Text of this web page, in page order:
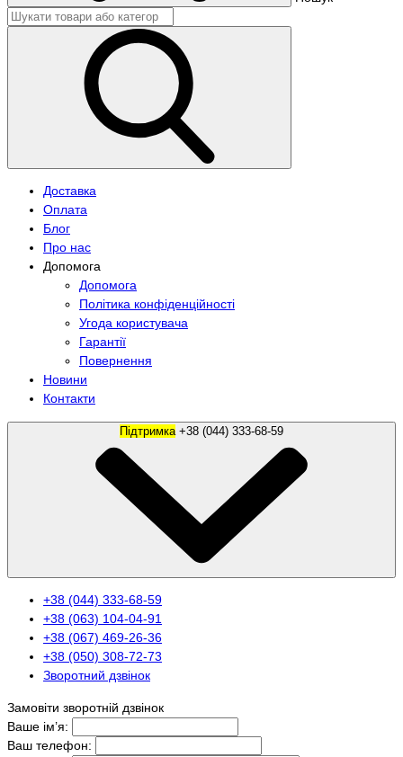
Доставка
Оплата
Блог
Про нас
Допомога
Допомога
Політика конфіденційності
Угода користувача
Гарантії
Повернення
Новини
Контакти
Підтримка
+38 (044) 333-68-59
+38 (063) 104-04-91
+38 (067) 469-26-36
+38 (050) 308-72-73
Зворотний дзвінок
Замовіти зворотній дзвінок
Ваше ім’я:
Ваш телефон: